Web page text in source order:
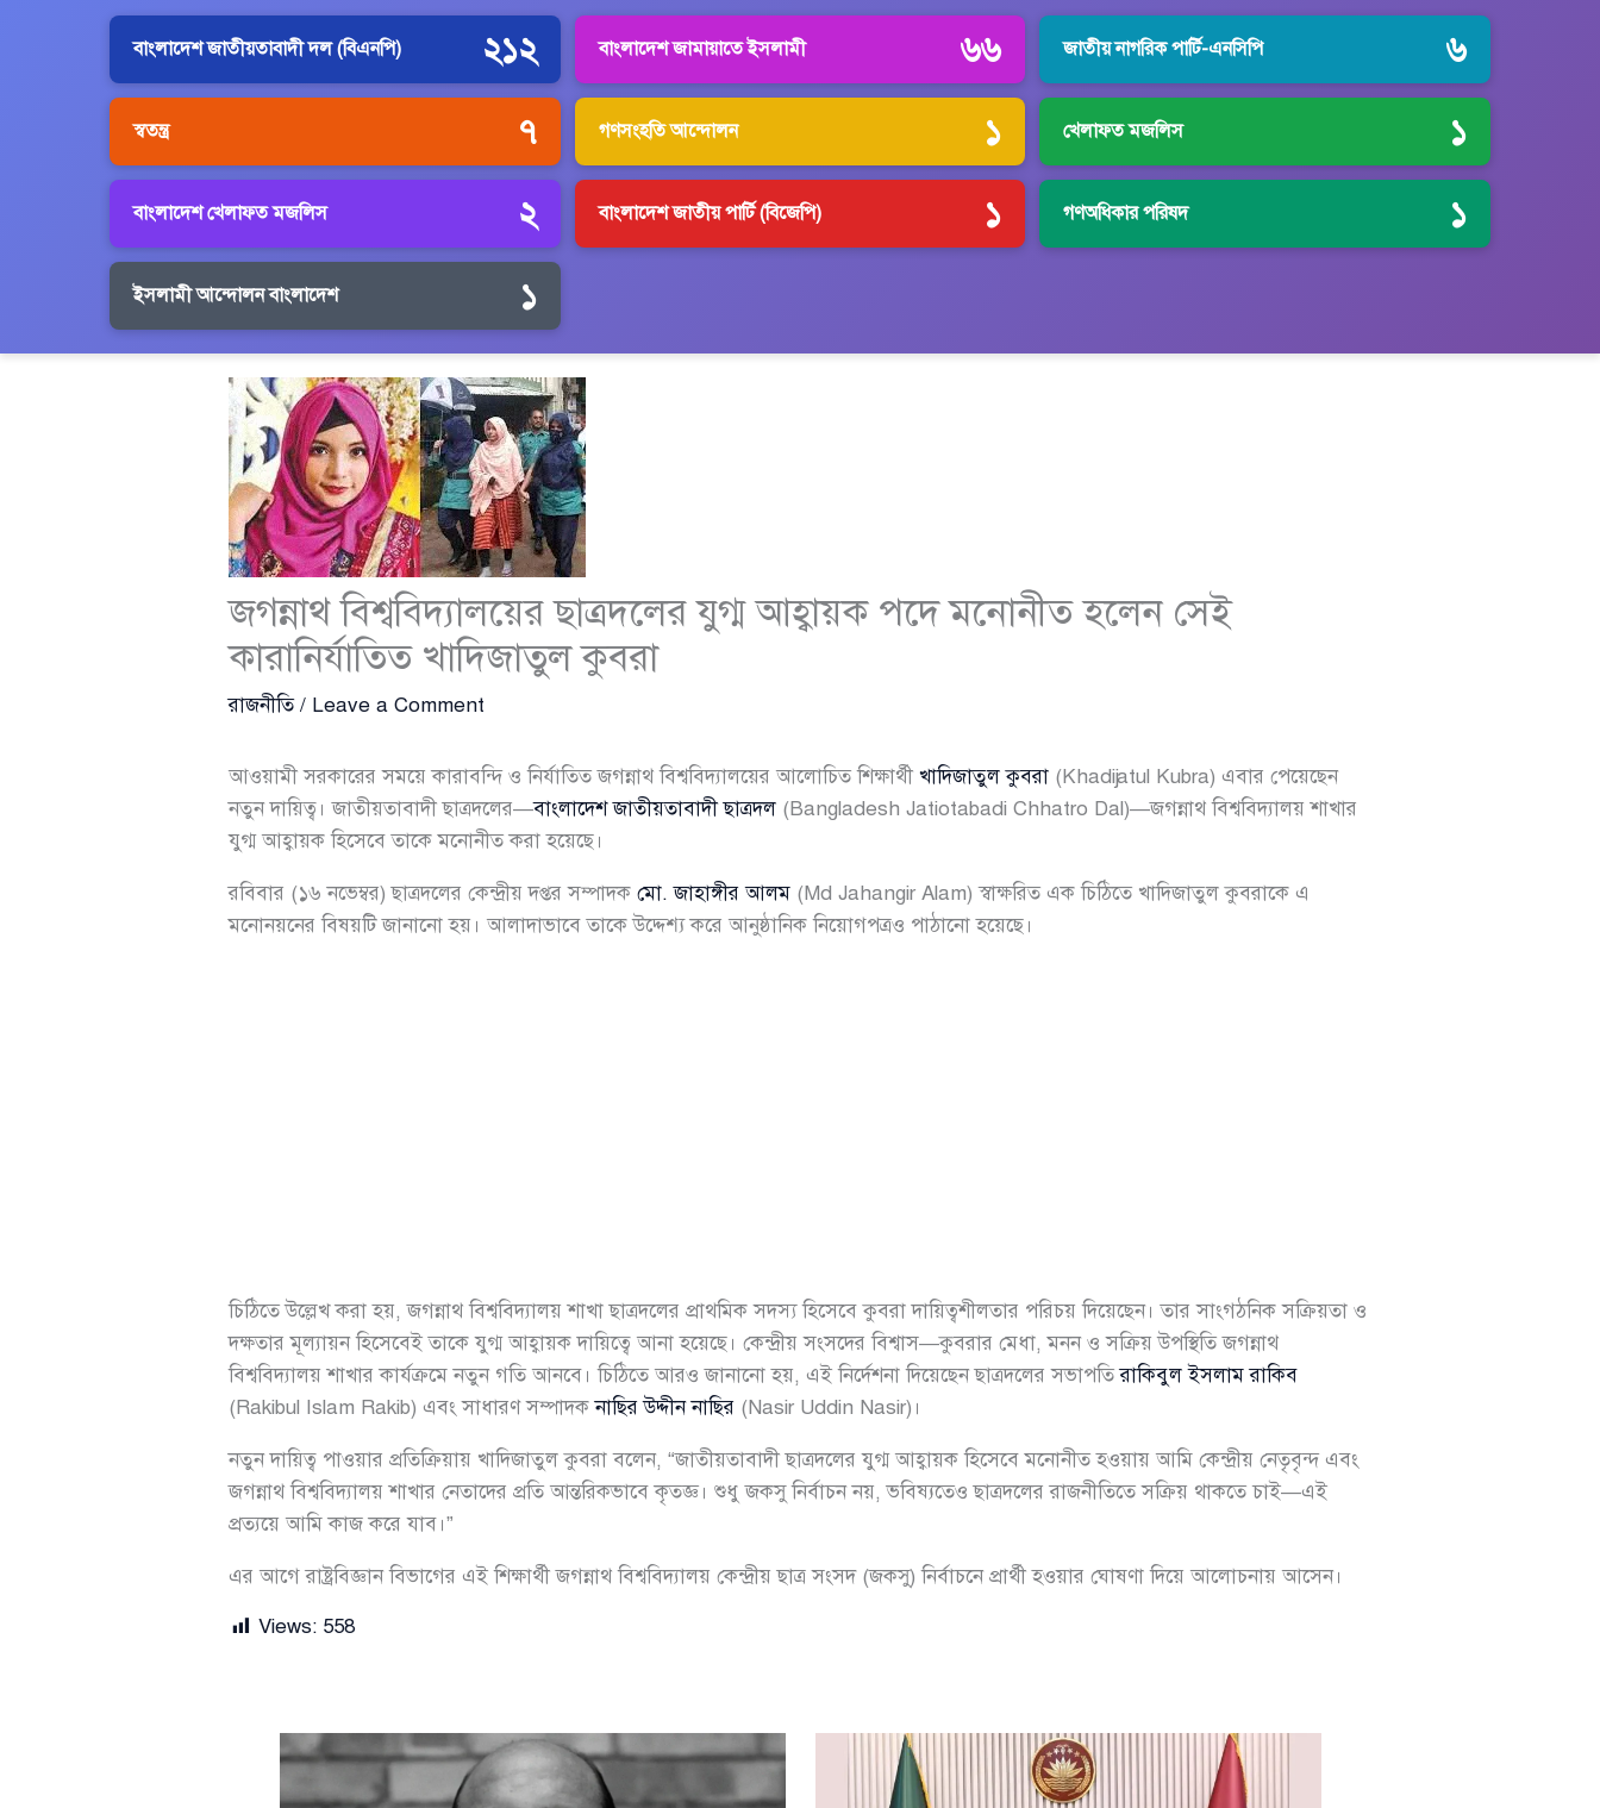
বাংলাদেশ জাতীয়তাবাদী দল (বিএনপি) ২১২ বাংলাদেশ জামায়াতে ইসলামী ৬৬ জাতীয় নাগরিক পার্টি-এনসিপি ৬
স্বতন্ত্র ৭ গণসংহতি আন্দোলন ১ খেলাফত মজলিস ১
বাংলাদেশ খেলাফত মজলিস ২ বাংলাদেশ জাতীয় পার্টি (বিজেপি) ১ গণঅধিকার পরিষদ ১
ইসলামী আন্দোলন বাংলাদেশ ১
জগন্নাথ বিশ্ববিদ্যালয়ের ছাত্রদলের যুগ্ম আহ্বায়ক পদে মনোনীত হলেন সেই
কারানির্যাতিত খাদিজাতুল কুবরা
রাজনীতি/ Leave a Comment
আওয়ামী সরকারের সময়ে কারাবন্দি ও নির্যাতিত জগন্নাথ বিশ্ববিদ্যালয়ের আলোচিত শিক্ষার্থী খাদিজাতুল কুবরা (Khadijatul Kubra) এবার পেয়েছেন
নতুন দায়িত্ব। জাতীয়তাবাদী ছাত্রদলের—বাংলাদেশ জাতীয়তাবাদী ছাত্রদল (Bangladesh Jatiotabadi Chhatro Dal)—জগন্নাথ বিশ্ববিদ্যালয় শাখার
যুগ্ম আহ্বায়ক হিসেবে তাকে মনোনীত করা হয়েছে।
রবিবার (১৬ নভেম্বর) ছাত্রদলের কেন্দ্রীয় দপ্তর সম্পাদক মো. জাহাঙ্গীর আলম (Md Jahangir Alam) স্বাক্ষরিত এক চিঠিতে খাদিজাতুল কুবরাকে এ
মনোনয়নের বিষয়টি জানানো হয়। আলাদাভাবে তাকে উদ্দেশ্য করে আনুষ্ঠানিক নিয়োগপত্রও পাঠানো হয়েছে।
চিঠিতে উল্লেখ করা হয়, জগন্নাথ বিশ্ববিদ্যালয় শাখা ছাত্রদলের প্রাথমিক সদস্য হিসেবে কুবরা দায়িত্বশীলতার পরিচয় দিয়েছেন। তার সাংগঠনিক সক্রিয়তা ও
দক্ষতার মূল্যায়ন হিসেবেই তাকে যুগ্ম আহ্বায়ক দায়িত্বে আনা হয়েছে। কেন্দ্রীয় সংসদের বিশ্বাস—কুবরার মেধা, মনন ও সক্রিয় উপস্থিতি জগন্নাথ
বিশ্ববিদ্যালয় শাখার কার্যক্রমে নতুন গতি আনবে। চিঠিতে আরও জানানো হয়, এই নির্দেশনা দিয়েছেন ছাত্রদলের সভাপতিরাকিবুল ইসলাম রাকিব
(Rakibul Islam Rakib) এবং সাধারণ সম্পাদকনাছির উদ্দীন নাছির (Nasir Uddin Nasir)।
নতুন দায়িত্ব পাওয়ার প্রতিক্রিয়ায় খাদিজাতুল কুবরা বলেন, “জাতীয়তাবাদী ছাত্রদলের যুগ্ম আহ্বায়ক হিসেবে মনোনীত হওয়ায় আমি কেন্দ্রীয় নেতৃবৃন্দ এবং
জগন্নাথ বিশ্ববিদ্যালয় শাখার নেতাদের প্রতি আন্তরিকভাবে কৃতজ্ঞ। শুধু জকসু নির্বাচন নয়, ভবিষ্যতেও ছাত্রদলের রাজনীতিতে সক্রিয় থাকতে চাই—এই
প্রত্যয়ে আমি কাজ করে যাব।”
এর আগে রাষ্ট্রবিজ্ঞান বিভাগের এই শিক্ষার্থী জগন্নাথ বিশ্ববিদ্যালয় কেন্দ্রীয় ছাত্র সংসদ (জকসু) নির্বাচনে প্রার্থী হওয়ার ঘোষণা দিয়ে আলোচনায় আসেন।
Views: 558